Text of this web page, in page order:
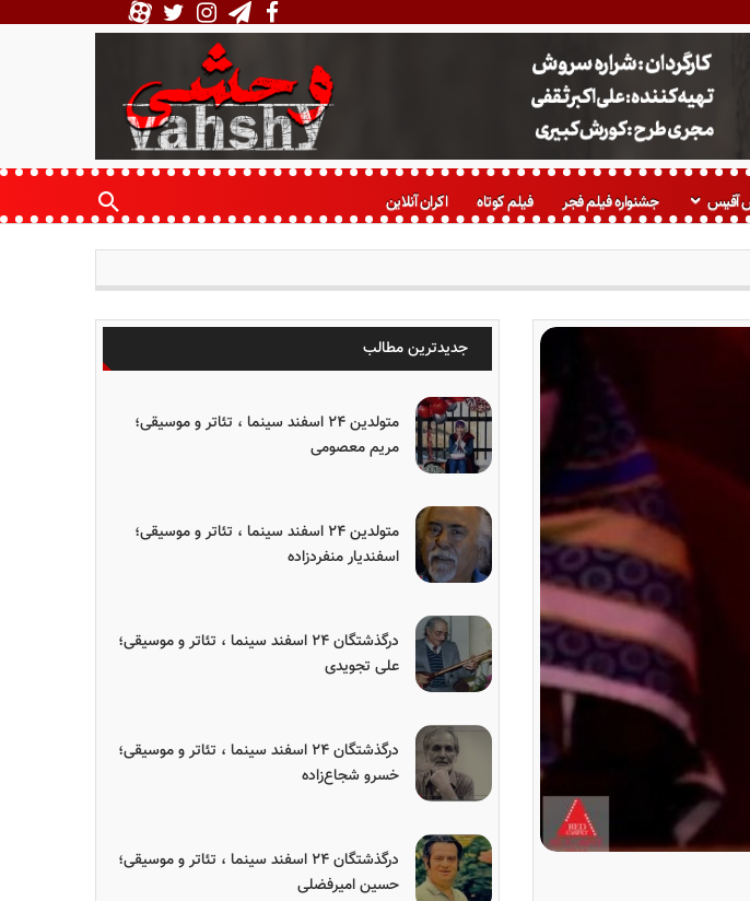
آفیس جشنواره فیلم فجر فیلم کوتاه اکران آنلاین
جدیدترین مطالب
متولدین ۲۴ اسفند سینما ، تئاتر و موسیقی؛
مریم معصومی
متولدین ۲۴ اسفند سینما ، تئاتر و موسیقی؛
اسفندیار منفردزاده
درگذشتگان ۲۴ اسفند سینما ، تئاتر و موسیقی؛
علی تجویدی
درگذشتگان ۲۴ اسفند سینما ، تئاتر و موسیقی؛
خسرو شجاع‌زاده
درگذشتگان ۲۴ اسفند سینما ، تئاتر و موسیقی؛
حسین امیرفضلی